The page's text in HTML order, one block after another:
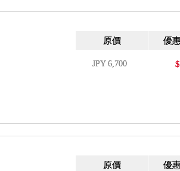
原價 優
JPY 6,700
原價 優